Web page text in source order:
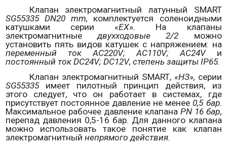
Клапан электромагнитный латунный SMART
SG55335 DN20 mm, комплектуется соленоидными
катушками серии «EX». На клапаны
электромагнитные двухходовые 2/2 можно
установить пять видов катушек с напряжением: на
переменный ток AC220V; AC110V; AC24Vи
постоянный ток DC24V; DC12V, степень защиты IP65.
Клапан электромагнитный SMART, «НЗ», серии
SG55335имеет пилотный принцип действия, из
этого следует, что он работает в системах, где
присутствует постоянное давление не менее 0,5 бар.
Максимальное рабочее давление клапана PN16 бар,
перепад давления 0,5-16 бар. Для данного клапана
можно использовать такое понятие как клапан
электромагнитный непрямого действия.